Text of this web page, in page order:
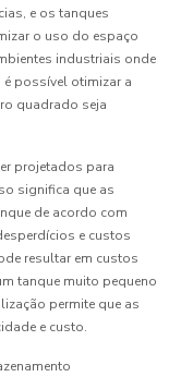
e os tanques
o uso do espaço
industriais onde
possível otimizar a
quadrado seja
projetados para
significa que as
de acordo com
e custos
resultar em custos
tanque muito pequeno
permite que as
e custo.